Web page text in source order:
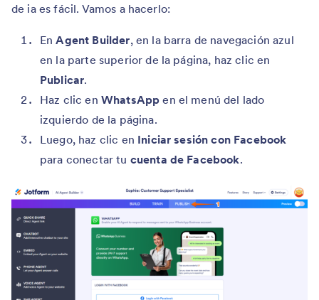
de ia es fácil. Vamos a hacerlo:
EnAgent Builder, en la barra de navegación azul
en la parte superior de la página, haz clic en
Publicar.
Haz clic en WhatsApp en el menú del lado
izquierdo de la página.
Luego, haz clic en Iniciar sesión con Facebook
para conectar tu cuenta de Facebook.